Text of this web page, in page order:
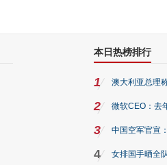
本日热榜排行
1 澳大利亚总理
2 微软CEO：去
3 中国空军官宣
4 女排国手晒全